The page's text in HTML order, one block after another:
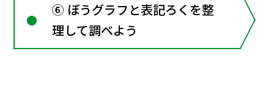
⑥ ぼうグラフと表記ろくを整
理して調べよう